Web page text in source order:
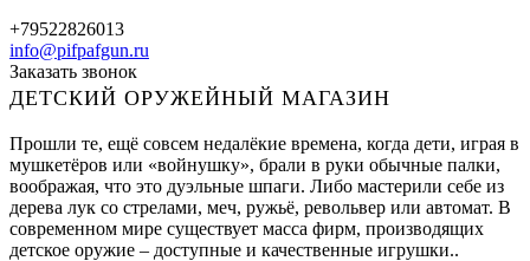
+79522826013
info@pifpafgun.ru
Заказать звонок
ДЕТСКИЙ ОРУЖЕЙНЫЙ МАГАЗИН
Прошли те, ещё совсем недалёкие времена, когда дети, играя в
мушкетёров или «войнушку», брали в руки обычные палки,
воображая, что это дуэльные шпаги. Либо мастерили себе из
дерева лук со стрелами, меч, ружьё, револьвер или автомат. В
современном мире существует масса фирм, производящих
детское оружие – доступные и качественные игрушки..